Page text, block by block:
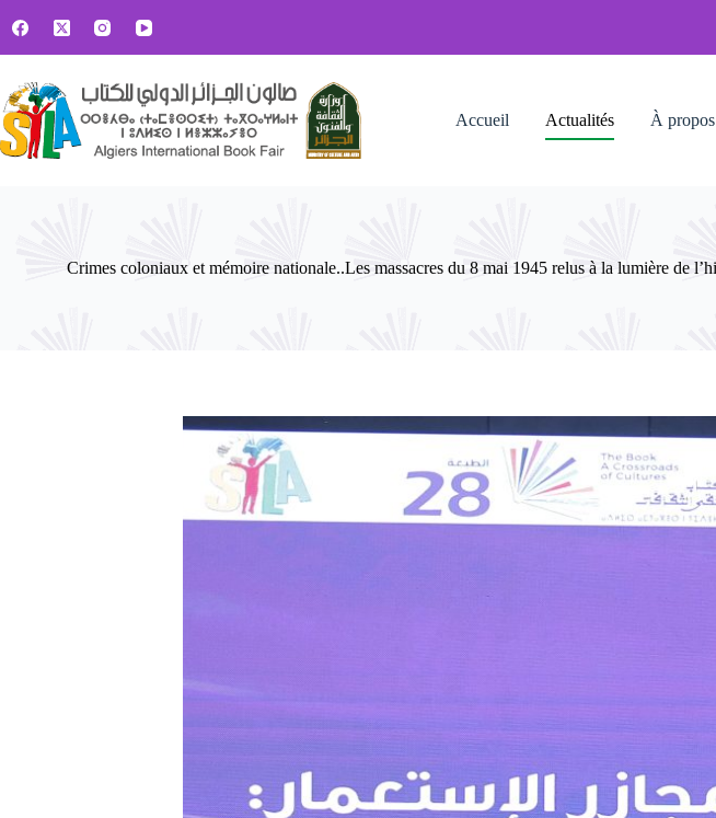
au
Accueil Actualités À propos
Crimes coloniaux et mémoire nationale..Les massacres du 8 mai 1945 relus à la lumière de